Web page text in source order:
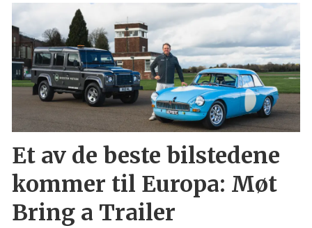
Et av de beste bilstedene
kommer til Europa: Møt
Bring a Trailer